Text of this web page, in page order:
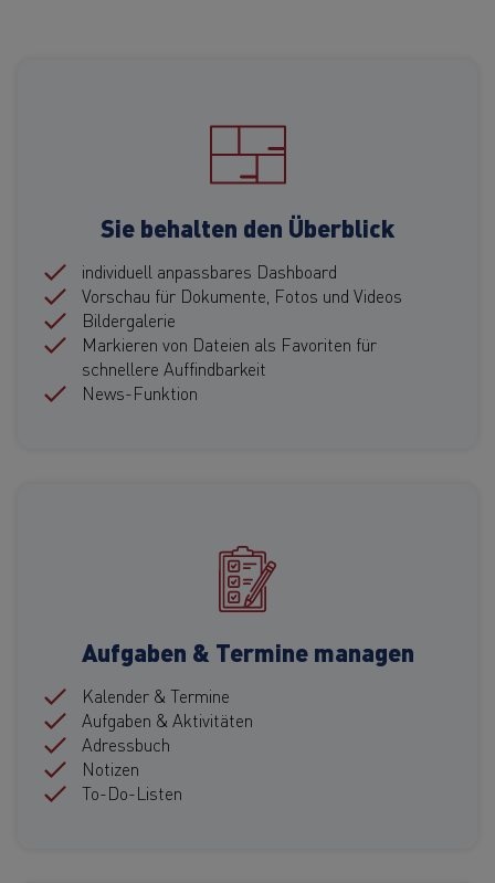
Sie behalten den Überblick
individuell anpassbares Dashboard
Vorschau für Dokumente, Fotos und Videos
Bildergalerie
Markieren von Dateien als Favoriten für
schnellere Auffindbarkeit
News-Funktion
Aufgaben & Termine managen
Kalender & Termine
Aufgaben & Aktivitäten
Adressbuch
Notizen
To-Do-Listen